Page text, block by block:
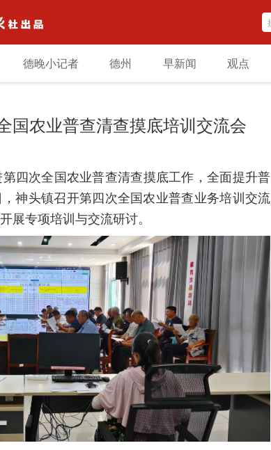
德晚小记者 德州 早新闻 观点
国农业普查清查摸底培训交流会
四次全国农业普查清查摸底工作，全面提升普
神头镇召开第四次全国农业普查业务培训交流
展专项培训与交流研讨。